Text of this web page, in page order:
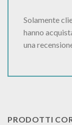
Solamente
hanno
una
PRODOTTI